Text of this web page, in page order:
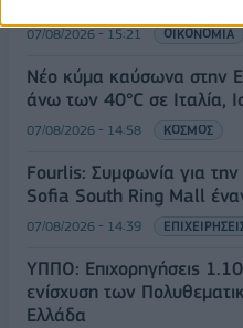
07/08/2026 - 15:21 ΟΙΚΟΝΟΜΙΑ
Νέο κύμα καύσωνα στην
άνω των 40°C σε Ιταλία,
07/08/2026 - 14:58 ΚΟΣΜΟΣ
Fourlis: Συμφωνία για
Sofia South Ring Mall
07/08/2026 - 14:39
ΥΠΠΟ: Επιχορηγήσεις
ενίσχυση των
Ελλάδα